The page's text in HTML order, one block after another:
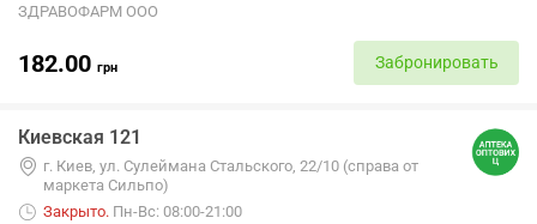
ЗДРАВОФАРМ ООО
182.00 грн Забронировать
Киевская 121
г. Киев, ул. Сулеймана Стальского, 22/10 (справа от
маркета Сильпо)
Закрыто. Пн-Вс: 08:00-21:00